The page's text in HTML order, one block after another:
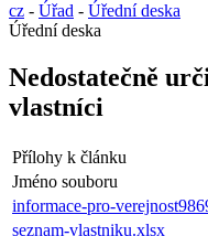
cz - Úřad - Úřední deska
Úřední deska
Nedostatečně
vlastníci
Přílohy k článku
Jméno souboru
informace-pro-
seznam-vlastniku.xlsx